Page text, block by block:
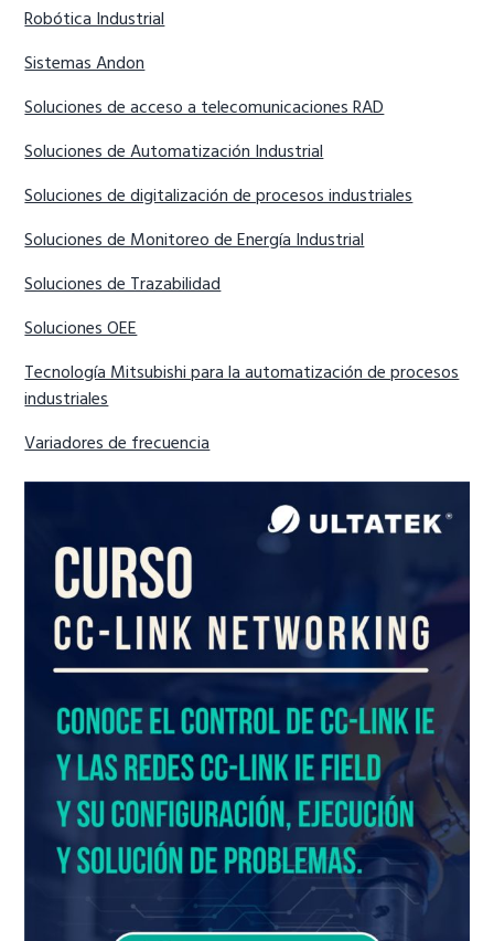
Robótica Industrial
Sistemas Andon
Soluciones de acceso a telecomunicaciones RAD
Soluciones de Automatización Industrial
Soluciones de digitalización de procesos industriales
Soluciones de Monitoreo de Energía Industrial
Soluciones de Trazabilidad
Soluciones OEE
Tecnología Mitsubishi para la automatización de procesos
industriales
Variadores de frecuencia